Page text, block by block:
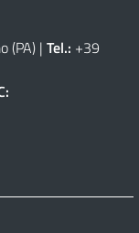
(PA) | Tel.: +39